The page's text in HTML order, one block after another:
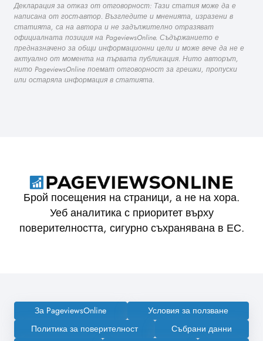
Декларация за отказ от отговорност: Тази статия може да е
написана от гост-автор. Възгледите и мненията, изразени в
статията, са на автора и не задължително отразяват
официалната позиция на PageviewsOnline. Съдържанието е
предназначено за общи информационни цели и може вече да не е
актуално от момента на първата публикация. Нито авторът,
нито PageviewsOnline поемат отговорност за грешки, пропуски
или остаряла информация в статията.
Брой посещения на страници, а не на хора.
Уеб аналитика с приоритет върху
поверителността, сигурно съхранявана в ЕС.
За PageviewsOnline
Условия за ползване
Политика за поверителност
Събрани данни